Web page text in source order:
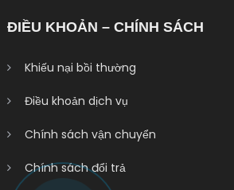
ĐIỀU KHOẢN – CHÍNH SÁCH
Khiếu nại bồi thường
Điều khoản dịch vụ
Chính sách vận chuyển
Chính sách đổi trả